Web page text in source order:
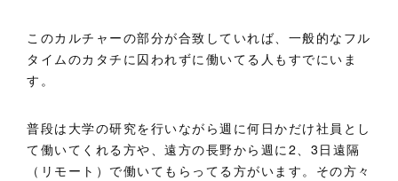
このカルチャーの部分が合致していれば、一般的なフル
タイムのカタチに囚われずに働いてる人もすでにいま
す。
普段は大学の研究を行いながら週に何日かだけ社員とし
て働いてくれる方や、遠方の長野から週に2、3日遠隔
（リモート）で働いてもらってる方がいます。その方々